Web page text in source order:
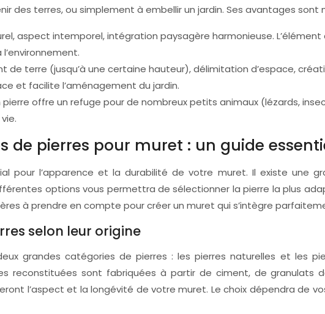
des terres, ou simplement à embellir un jardin. Ses avantages sont
aspect intemporel, intégration paysagère harmonieuse.
de terre (jusqu’à une certaine hauteur), délimitation d’espace,
et facilite l’aménagement du jardin.
pierre offre un refuge pour de nombreux petits animaux (lézards,
de pierres pour muret : un guide
pour l’apparence et la durabilité de votre muret. Il existe une
options vous permettra de sélectionner la pierre la plus
à prendre en compte pour créer un muret qui s’intègre
selon leur origine
grandes catégories de pierres : les pierres naturelles et les
reconstituées sont fabriquées à partir de ciment, de
l’aspect et la longévité de votre muret. Le choix dépendra de